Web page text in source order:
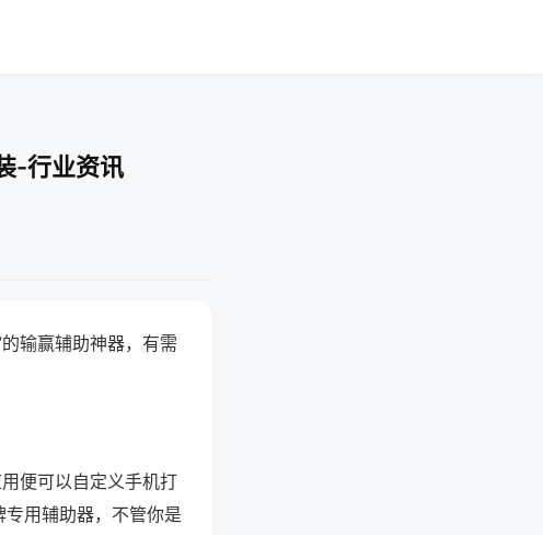
-行业资讯
输赢辅助神器，有需
便可以自定义手机打
用辅助器，不管你是